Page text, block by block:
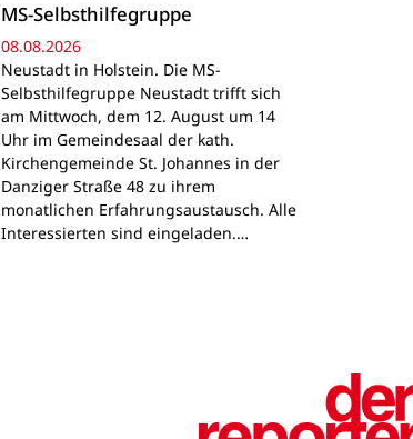
MS-Selbsthilfegruppe
08.08.2026
Neustadt in Holstein. Die MS-
Selbsthilfegruppe Neustadt trifft sich
am Mittwoch, dem 12. August um 14
Uhr im Gemeindesaal der kath.
Kirchengemeinde St. Johannes in der
Danziger Straße 48 zu ihrem
monatlichen Erfahrungsaustausch. Alle
Interessierten sind eingeladen.…